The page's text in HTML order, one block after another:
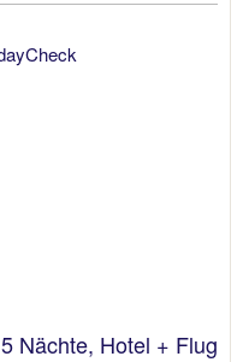
5 Nächte, Hotel + Flug